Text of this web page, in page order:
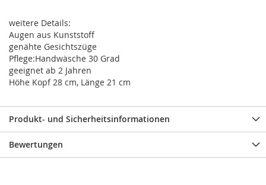
weitere Details:
Augen aus Kunststoff
genähte Gesichtszüge
Pflege:Handwäsche 30 Grad
geeignet ab 2 Jahren
Höhe Kopf 28 cm, Länge 21 cm
Produkt- und Sicherheitsinformationen
Bewertungen